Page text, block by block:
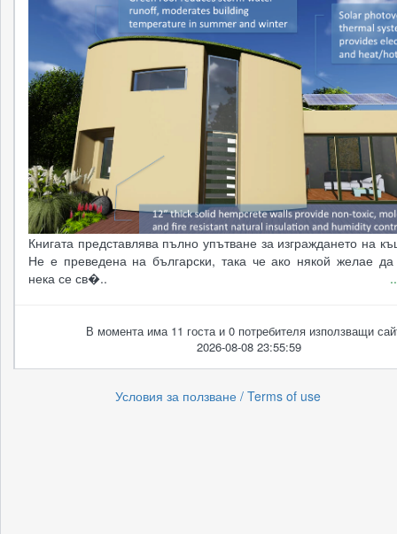
Книгата представлява пълно упътване за изграждането на
Не е преведена на български, така че ако някой желае да
нека се св�..
В момента има 11 госта и 0 потребителя използващи
2026-08-08 23:55:59
Условия за ползване / Terms of use